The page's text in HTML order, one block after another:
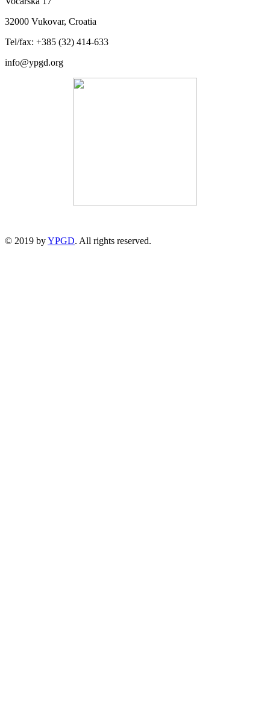
32000 Vukovar, Croatia
Tel/fax: +385 (32) 414-633
info@ypgd.org
© 2019 byYPGD. All rights reserved.